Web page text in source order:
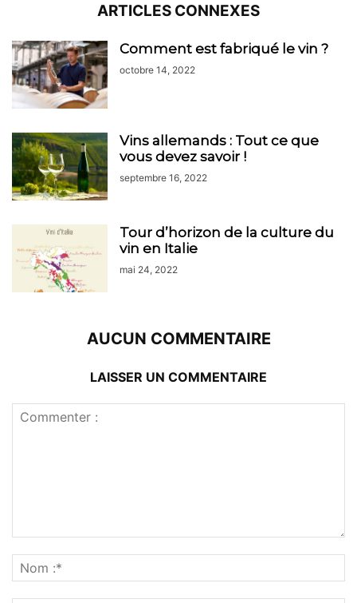
ARTICLES CONNEXES
Comment est fabriqué le vin ?
octobre 14, 2022
Vins allemands : Tout ce que
vous devez savoir !
septembre 16, 2022
Tour d’horizon de la culture du
vin en Italie
mai 24, 2022
AUCUN COMMENTAIRE
LAISSER UN COMMENTAIRE